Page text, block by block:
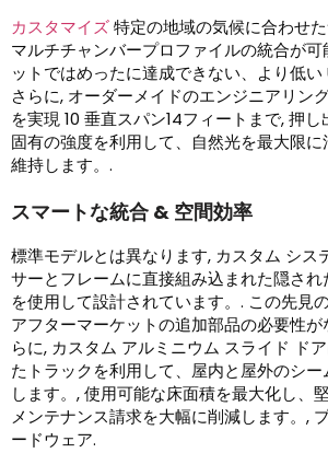
カスタマイズ特定の地域の気候に合わせ
マルチチャンバープロファイルの統合が
ットではめったに達成できない、より低い
さらに, オーダーメイドのエンジニアリン
を実現 10 垂直スパン14フィートまで, 押
固有の強度を利用して、自然光を最大限
維持します。.
スマートな統合 & 空間効率
標準モデルとは異なります, カスタム シス
サーとフレームに直接組み込まれた隠さ
を使用して設計されています。. この先見
アフターマーケットの追加部品の必要性が
らに, カスタム アルミニウム スライド ド
たトラックを利用して、屋内と屋外のシ
します。, 使用可能な床面積を最大化し、
メンテナンス請求を大幅に削減します。,
ードウェア.